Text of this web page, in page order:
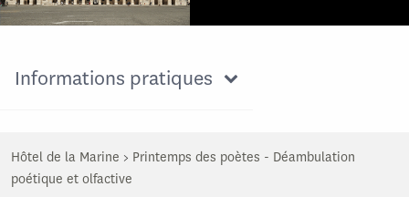
Informations pratiques
Hôtel de la Marine > Printemps des poètes - Déambulation
poétique et olfactive